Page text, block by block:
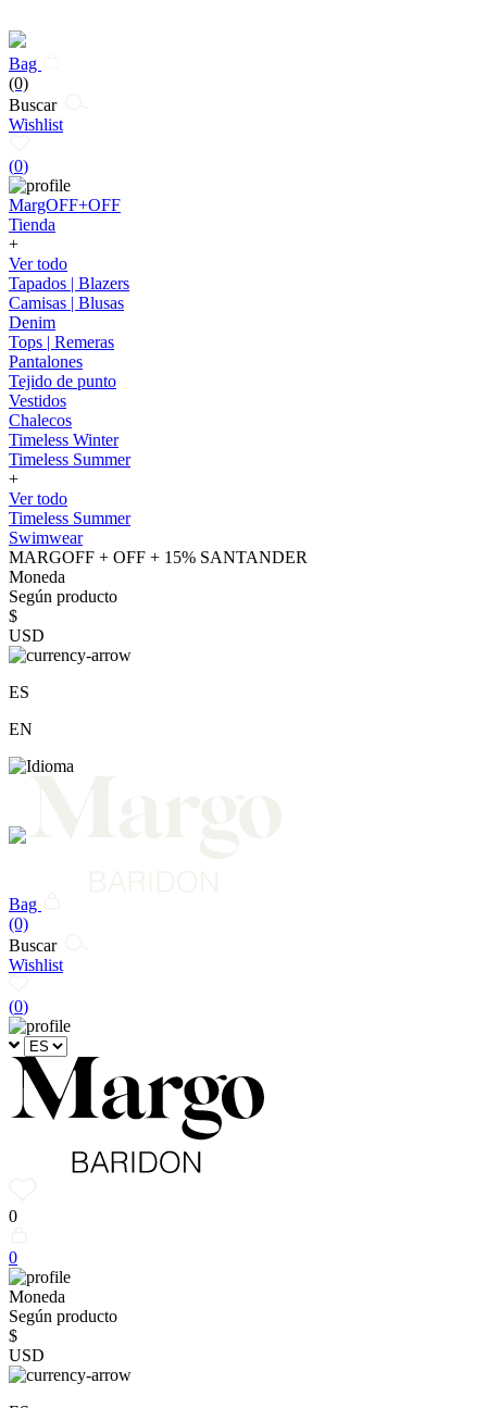
Bag
(0)
Buscar
Wishlist
(0)
MargOFF+OFF
Tienda
+
Ver todo
Tapados | Blazers
Camisas | Blusas
Denim
Tops | Remeras
Pantalones
Tejido de punto
Vestidos
Chalecos
Timeless Winter
Timeless Summer
+
Ver todo
Timeless Summer
Swimwear
MARGOFF + OFF + 15% SANTANDER
Moneda
Según producto
$
USD
ES
EN
Bag
(0)
Buscar
Wishlist
(0)
0
0
Moneda
Según producto
$
USD